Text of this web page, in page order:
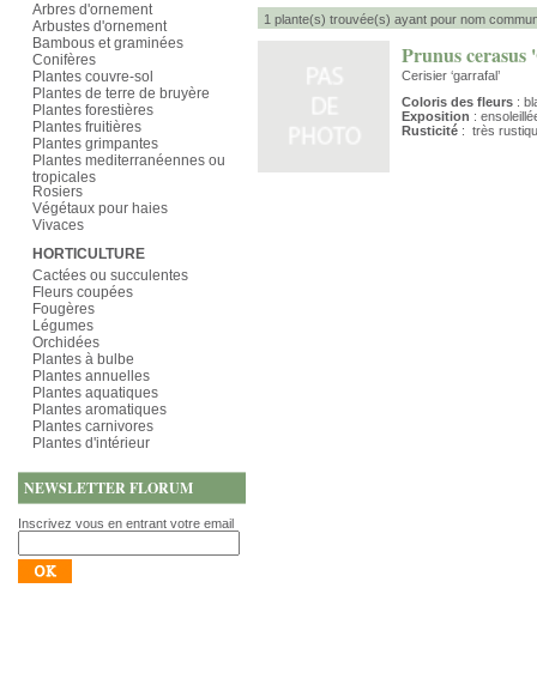
Arbres d'ornement
Arbustes d'ornement
Bambous et graminées
Conifères
Plantes couvre-sol
Plantes de terre de bruyère
Plantes forestières
Plantes fruitières
Plantes grimpantes
Plantes mediterranéennes ou
tropicales
Rosiers
Végétaux pour haies
Vivaces
HORTICULTURE
Cactées ou succulentes
Fleurs coupées
Fougères
Légumes
Orchidées
Plantes à bulbe
Plantes annuelles
Plantes aquatiques
Plantes aromatiques
Plantes carnivores
Plantes d'intérieur
NEWSLETTER FLORUM
Inscrivez vous en entrant votre email
1 plante(s) trouvée(s) ayant pour nom commun
Prunus
Cerisier ‘garrafal’
Coloris des fleurs :
Exposition :
Rusticité : très